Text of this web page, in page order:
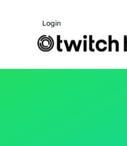
Login